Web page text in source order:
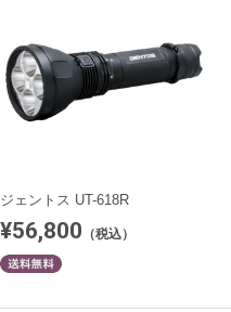
ジェントス UT-618R
¥56,800 （税込）